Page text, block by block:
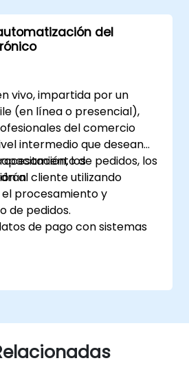
flujos de trabajo
del
vivo, impartida por un
(en línea o presencial),
del comercio
intermedio que desean
de pedidos, los
al cliente utilizando
los
procesamiento y
de pedidos.
de pago con sistemas
flujos de trabajo de